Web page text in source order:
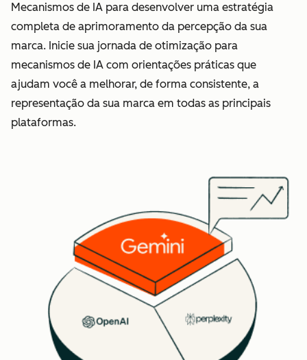
Mecanismos de IA para desenvolver uma estratégia
completa de aprimoramento da percepção da sua
marca. Inicie sua jornada de otimização para
mecanismos de IA com orientações práticas que
ajudam você a melhorar, de forma consistente, a
representação da sua marca em todas as principais
plataformas.